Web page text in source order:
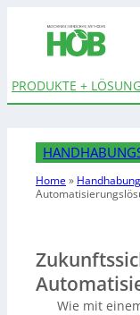
PRODUKTE +
Home»
Wie mit